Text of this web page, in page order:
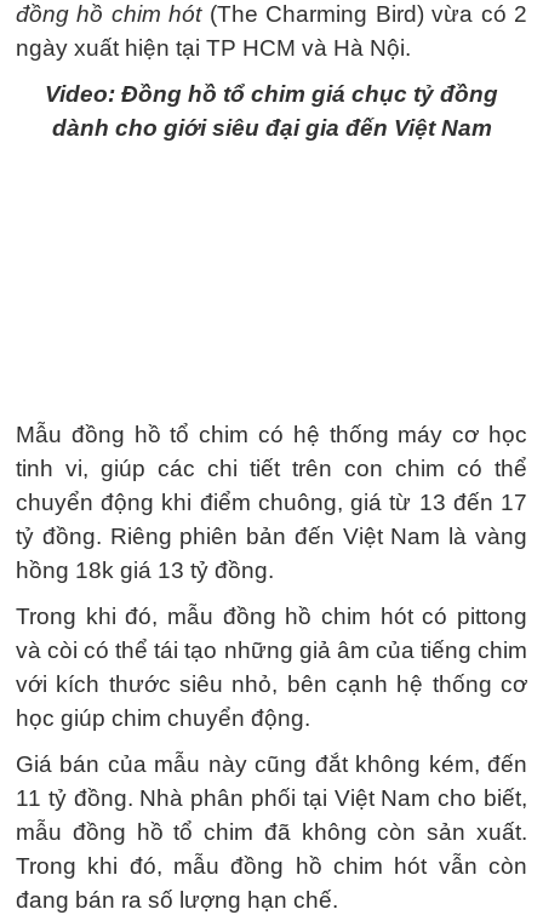
đồng hồ chim hót(The Charming Bird) vừa có 2
ngày xuất hiện tại TP HCM và Hà Nội.
Video: Đồng hồ tổ chim giá chục tỷ đồng
dành cho giới siêu đại gia đến Việt Nam
Mẫu đồng hồ tổ chim có hệ thống máy cơ học
tinh vi, giúp các chi tiết trên con chim có thể
chuyển động khi điểm chuông, giá từ 13 đến 17
tỷ đồng. Riêng phiên bản đến Việt Nam là vàng
hồng 18k giá 13 tỷ đồng.
Trong khi đó, mẫu đồng hồ chim hót có pittong
và còi có thể tái tạo những giả âm của tiếng chim
với kích thước siêu nhỏ, bên cạnh hệ thống cơ
học giúp chim chuyển động.
Giá bán của mẫu này cũng đắt không kém, đến
11 tỷ đồng. Nhà phân phối tại Việt Nam cho biết,
mẫu đồng hồ tổ chim đã không còn sản xuất.
Trong khi đó, mẫu đồng hồ chim hót vẫn còn
đang bán ra số lượng hạn chế.